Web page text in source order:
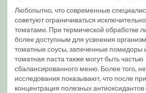
Любопытно, что современные
советуют ограничиваться
томатами. При термической обработке
более доступным для усвоения
томатные соусы, запеченные помидоры
томатная паста также могут быть частью
сбалансированного меню. Более того,
исследования показывают, что после
концентрация полезных антиоксидантов